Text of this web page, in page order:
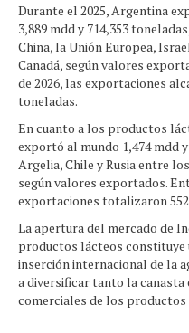
Durante el 2025, Argentina
3,889 mdd y 714,353
China, la Unión Europea,
Canadá, según valores
de 2026, las exportaciones
toneladas.
En cuanto a los productos
exportó al mundo 1,474 mdd
Argelia, Chile y Rusia entre
según valores exportados.
exportaciones totalizaron
La apertura del mercado de
productos lácteos constituye
inserción internacional de la
a diversificar tanto la
comerciales de los productos